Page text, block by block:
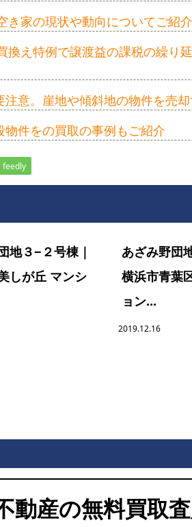
き家の現状や動向についてご紹介
換え特例で譲渡益の課税の繰り
意。崖地や傾斜地の物件を売
件をの買取の事例もご紹介
feedly
地３−２号棟｜
しが丘 マンシ
あざみ野団
横浜市青葉
ョン...
2019.12.16
動産の無料買取